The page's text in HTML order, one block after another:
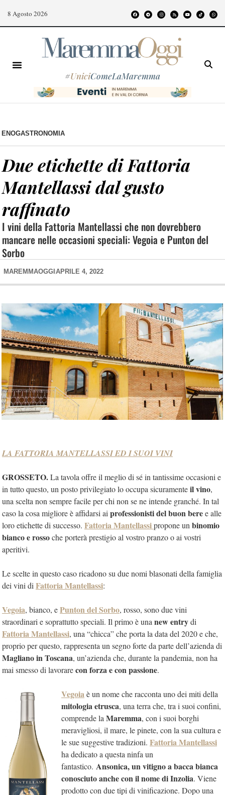
8 Agosto 2026
#UniciComeLaMaremma
ENOGASTRONOMIA
Due etichette di Fattoria
Mantellassi dal gusto
raffinato
I vini della Fattoria Mantellassi che non dovrebbero
mancare nelle occasioni speciali: Vegoia e Punton del
Sorbo
MAREMMAOGGI APRILE 4, 2022
LA FATTORIA MANTELLASSI ED I SUOI VINI
GROSSETO.La tavola offre il meglio di sé in tantissime occasioni e
in tutto questo, un posto privilegiato lo occupa sicuramenteil vino,
una scelta non sempre facile per chi non se ne intende granché. In tal
caso la cosa migliore è affidarsi ai professionisti del buon beree alle
loro etichette di successo. Fattoria Mantellassipropone un binomio
bianco e rossoche porterà prestigio al vostro pranzo o ai vostri
aperitivi.
Le scelte in questo caso ricadono su due nomi blasonati della famiglia
dei vini di Fattoria Mantellassi:
Vegoia, bianco, ePunton del Sorbo, rosso, sono due vini
straordinari e soprattutto speciali. Il primo è una new entrydi
Fattoria Mantellassi, una “chicca” che porta la data del 2020 e che,
proprio per questo, rappresenta un segno forte da parte dell’azienda di
Magliano in Toscana, un’azienda che, durante la pandemia, non ha
mai smesso di lavorarecon forza e con passione.
Vegoiaè un nome che racconta uno dei miti della
mitologia etrusca, una terra che, tra i suoi confini,
comprende la Maremma, con i suoi borghi
meravigliosi, il mare, le pinete, con la sua cultura e
le sue suggestive tradizioni. Fattoria Mantellassi
ha dedicato a questa ninfa un
fantastico. Ansonica,un vitigno a bacca bianca
conosciuto anche con il nome di Inzolia. Viene
prodotto con due tipi di vinificazione. Dopo una